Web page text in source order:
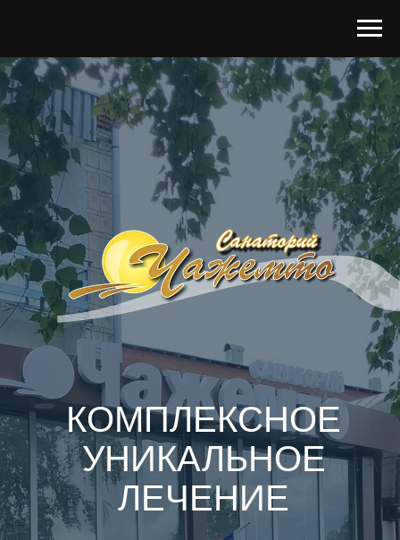
КОМПЛЕКСНОЕ
УНИКАЛЬНОЕ
ЛЕЧЕНИЕ